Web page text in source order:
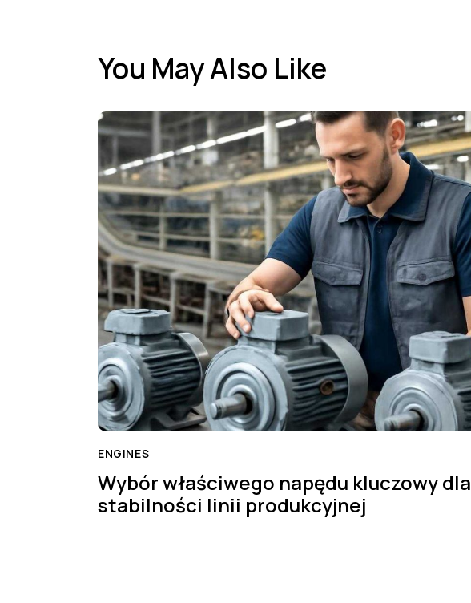
You May Also Like
ENGINES
Wybór właściwego napędu kluczowy dla
stabilności linii produkcyjnej